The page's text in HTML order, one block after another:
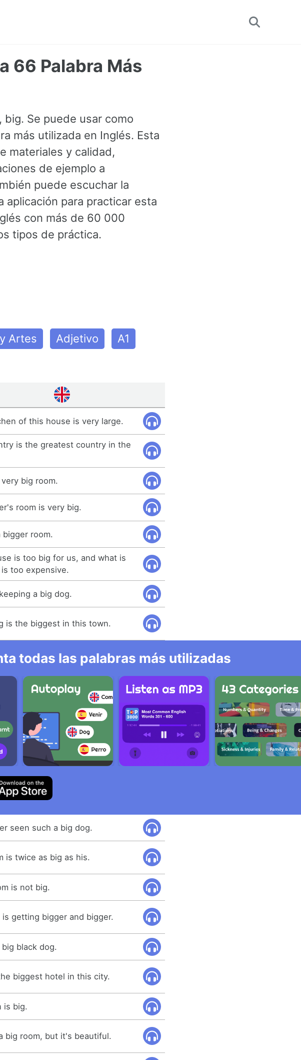
Toggle
66 Palabra Más
big. Se puede usar como
más utilizada en Inglés. Esta
materiales y calidad,
de ejemplo a
puede escuchar la
aplicación para practicar esta
con más de 60 000
tipos de práctica.
Artes Adjetivo A1
of this house is very large.
is the greatest country in the
big room.
room is very big.
bigger room.
is too big for us, and what is
too expensive.
a big dog.
is the biggest in this town.
todas las palabras más utilizadas
seen such a big dog.
is twice as big as his.
is not big.
is getting bigger and bigger.
big black dog.
biggest hotel in this city.
is big.
big room, but it's beautiful.